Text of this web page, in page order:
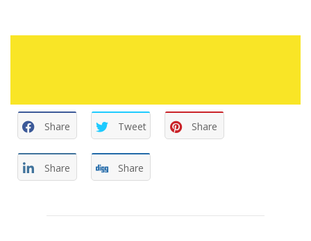
Share Tweet Share
Share Share